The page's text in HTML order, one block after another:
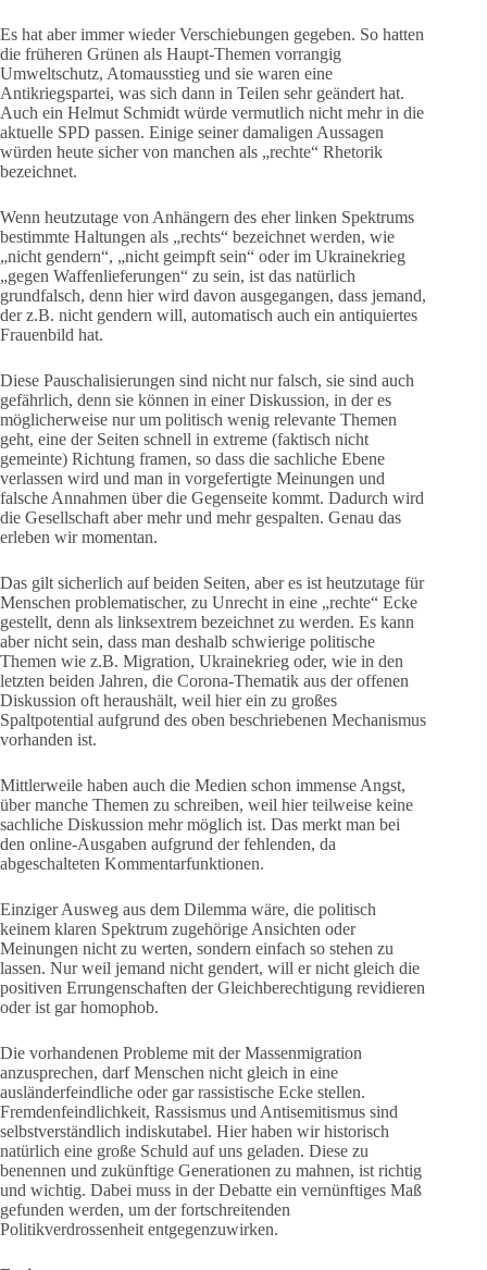
Es hat aber immer wieder Verschiebungen gegeben. So hatten
die früheren Grünen als Haupt-Themen vorrangig
Umweltschutz, Atomausstieg und sie waren eine
Antikriegspartei, was sich dann in Teilen sehr geändert hat.
Auch ein Helmut Schmidt würde vermutlich nicht mehr in die
aktuelle SPD passen. Einige seiner damaligen Aussagen
würden heute sicher von manchen als „rechte“ Rhetorik
bezeichnet.
Wenn heutzutage von Anhängern des eher linken Spektrums
bestimmte Haltungen als „rechts“ bezeichnet werden, wie
„nicht gendern“, „nicht geimpft sein“ oder im Ukrainekrieg
„gegen Waffenlieferungen“ zu sein, ist das natürlich
grundfalsch, denn hier wird davon ausgegangen, dass jemand,
der z.B. nicht gendern will, automatisch auch ein antiquiertes
Frauenbild hat.
Diese Pauschalisierungen sind nicht nur falsch, sie sind auch
gefährlich, denn sie können in einer Diskussion, in der es
möglicherweise nur um politisch wenig relevante Themen
geht, eine der Seiten schnell in extreme (faktisch nicht
gemeinte) Richtung framen, so dass die sachliche Ebene
verlassen wird und man in vorgefertigte Meinungen und
falsche Annahmen über die Gegenseite kommt. Dadurch wird
die Gesellschaft aber mehr und mehr gespalten. Genau das
erleben wir momentan.
Das gilt sicherlich auf beiden Seiten, aber es ist heutzutage für
Menschen problematischer, zu Unrecht in eine „rechte“ Ecke
gestellt, denn als linksextrem bezeichnet zu werden. Es kann
aber nicht sein, dass man deshalb schwierige politische
Themen wie z.B. Migration, Ukrainekrieg oder, wie in den
letzten beiden Jahren, die Corona-Thematik aus der offenen
Diskussion oft heraushält, weil hier ein zu großes
Spaltpotential aufgrund des oben beschriebenen Mechanismus
vorhanden ist.
Mittlerweile haben auch die Medien schon immense Angst,
über manche Themen zu schreiben, weil hier teilweise keine
sachliche Diskussion mehr möglich ist. Das merkt man bei
den online-Ausgaben aufgrund der fehlenden, da
abgeschalteten Kommentarfunktionen.
Einziger Ausweg aus dem Dilemma wäre, die politisch
keinem klaren Spektrum zugehörige Ansichten oder
Meinungen nicht zu werten, sondern einfach so stehen zu
lassen. Nur weil jemand nicht gendert, will er nicht gleich die
positiven Errungenschaften der Gleichberechtigung revidieren
oder ist gar homophob.
Die vorhandenen Probleme mit der Massenmigration
anzusprechen, darf Menschen nicht gleich in eine
ausländerfeindliche oder gar rassistische Ecke stellen.
Fremdenfeindlichkeit, Rassismus und Antisemitismus sind
selbstverständlich indiskutabel. Hier haben wir historisch
natürlich eine große Schuld auf uns geladen. Diese zu
benennen und zukünftige Generationen zu mahnen, ist richtig
und wichtig. Dabei muss in der Debatte ein vernünftiges Maß
gefunden werden, um der fortschreitenden
Politikverdrossenheit entgegenzuwirken.